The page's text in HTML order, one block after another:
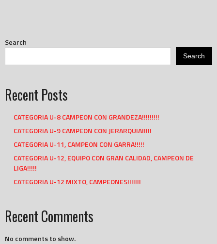
Search
Search
Recent Posts
CATEGORIA U-8 CAMPEON CON GRANDEZA!!!!!!!!!
CATEGORIA U-9 CAMPEON CON JERARQUIA!!!!!
CATEGORIA U-11, CAMPEON CON GARRA!!!!!
CATEGORIA U-12, EQUIPO CON GRAN CALIDAD, CAMPEON DE
LIGA!!!!!
CATEGORIA U-12 MIXTO, CAMPEONES!!!!!!!
Recent Comments
No comments to show.